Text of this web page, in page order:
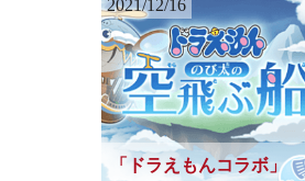
2021/12/16
「ドラえもんコラボ」